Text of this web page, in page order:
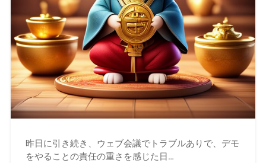
昨日に引き続き、ウェブ会議でトラブルありで、デモ
をやることの責任の重さを感じた日…